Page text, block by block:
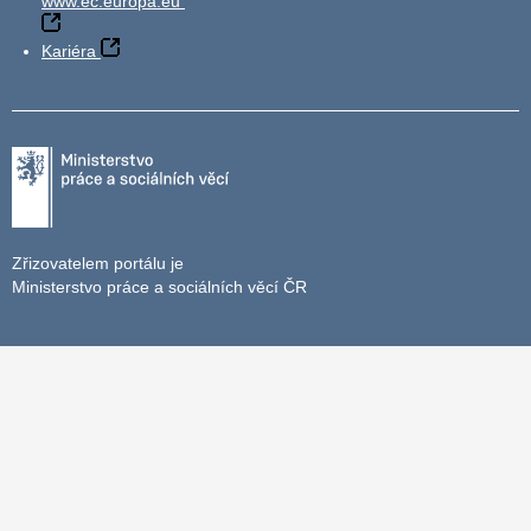
Kariéra
Zřizovatelem portálu je
Ministerstvo práce a sociálních věcí ČR